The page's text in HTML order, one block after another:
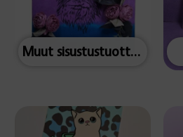
Muut sisustustuotteet